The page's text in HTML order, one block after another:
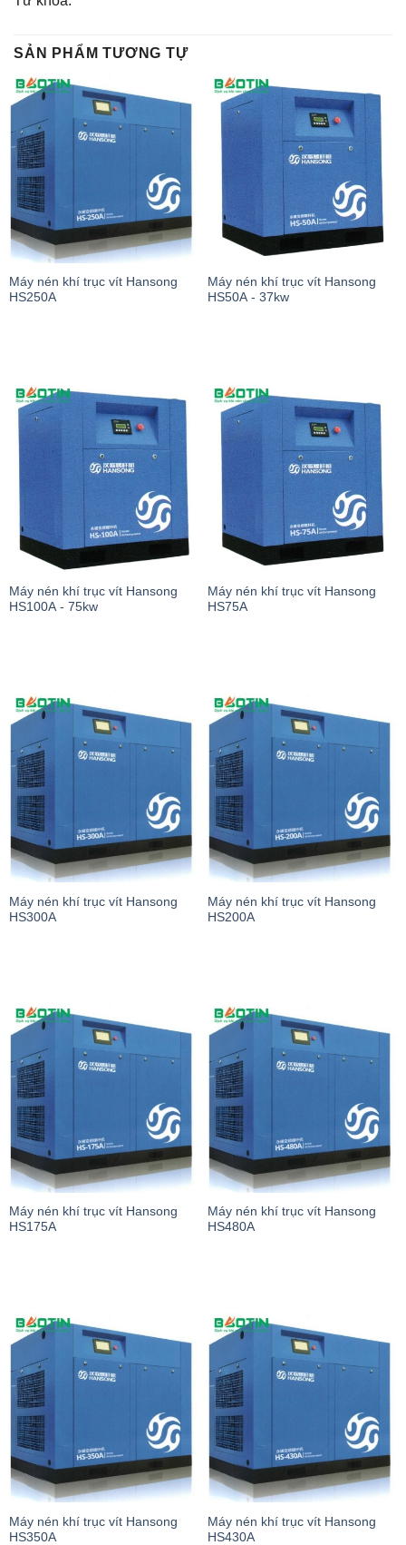
SẢN PHẨM TƯƠNG TỰ
Máy nén khí trục vít Hansong
HS250A
Máy nén khí trục vít Hansong
HS50A - 37kw
Máy nén khí trục vít Hansong
HS100A - 75kw
Máy nén khí trục vít Hansong
HS75A
Máy nén khí trục vít Hansong
HS300A
Máy nén khí trục vít Hansong
HS200A
Máy nén khí trục vít Hansong
HS175A
Máy nén khí trục vít Hansong
HS480A
Máy nén khí trục vít Hansong
HS350A
Máy nén khí trục vít Hansong
HS430A